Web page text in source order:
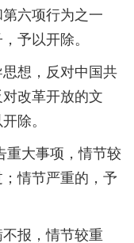
六项行为之一
予以开除。
想，反对中国共
改革开放的文
除。
重大事项，情节较
情节严重的，予
报，情节较重